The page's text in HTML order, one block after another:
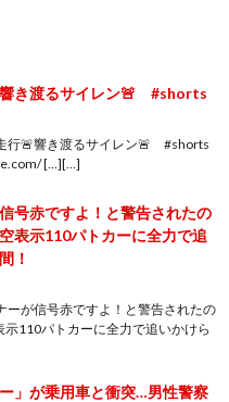
き渡るサイレン🚨 #shorts
行🚨響き渡るサイレン🚨 #shorts
[…][…]
号赤ですよ！と警告されたの
表示110パトカーに全力で追
！
ーが信号赤ですよ！と警告されたの
110パトカーに全力で追いかけら
」が乗用車と衝突…男性警察